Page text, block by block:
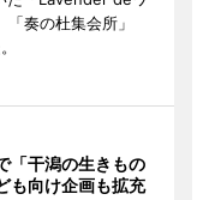
奏の杜集会所」
「干潟の生きもの
向け企画も拡充